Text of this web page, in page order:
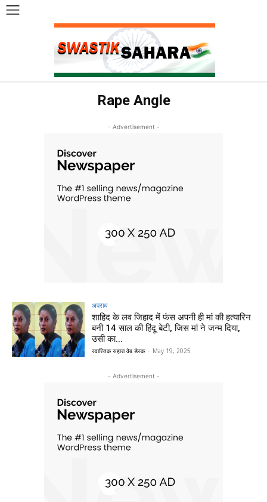
Rape Angle
- Advertisement -
अपराध
शाहिद के लव जिहाद में फंस अपनी ही मां की हत्यारिन
बनी 14 साल की हिंदू बेटी, जिस मां ने जन्म दिया,
उसी का...
स्वास्तिक सहारा वेब डेस्क - May 19, 2025
- Advertisement -